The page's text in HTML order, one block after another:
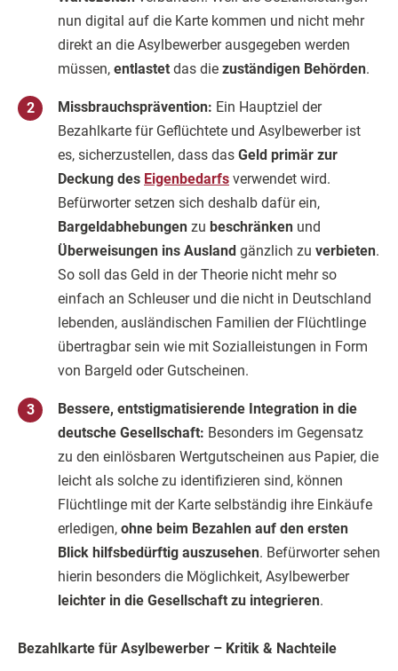
nun digital auf die Karte kommen und nicht mehr
direkt an die Asylbewerber ausgegeben werden
müssen, entlastet das die zuständigen Behörden.
Missbrauchsprävention: Ein Hauptziel der
Bezahlkarte für Geflüchtete und Asylbewerber ist
es, sicherzustellen, dass das Geld primär zur
Deckung des Eigenbedarfs verwendet wird​.
Befürworter setzen sich deshalb dafür ein,
Bargeldabhebungen zu beschränken und
Überweisungen ins Ausland gänzlich zu verbieten.
So soll das Geld in der Theorie nicht mehr so
einfach an Schleuser und die nicht in Deutschland
lebenden, ausländischen Familien der Flüchtlinge
übertragbar sein wie mit Sozialleistungen in Form
von Bargeld oder Gutscheinen.
Bessere, entstigmatisierende Integration in die
deutsche Gesellschaft: Besonders im Gegensatz
zu den einlösbaren Wertgutscheinen aus Papier, die
leicht als solche zu identifizieren sind, können
Flüchtlinge mit der Karte selbständig ihre Einkäufe
erledigen, ohne beim Bezahlen auf den ersten
Blick hilfsbedürftig auszusehen. Befürworter sehen
hierin besonders die Möglichkeit, Asylbewerber
leichter in die Gesellschaft zu integrieren.
Bezahlkarte für Asylbewerber – Kritik & Nachteile